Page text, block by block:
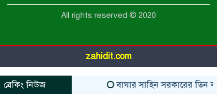
বেলকুচিতে গণঅভ্যুত্থান দিবসে ইসলামী
আন্দোলনের গণমিছিল ও গণহত্যার
All rights reserved © 2020
ব্রেকিং নিউজ বাঘার সাহিন সরকারের তিন
zahidit.com
https://www.kaabait.com